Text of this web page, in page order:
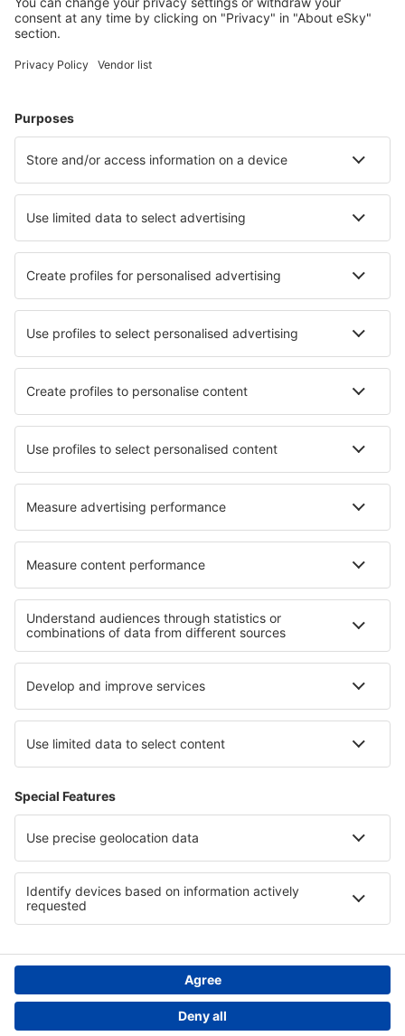
Cele mai căutate cazări de către utilizatorii eSky
Cazare în Nisa
Cazare în Le Cap d`Agde Cazare în Cannes
Cazare în Paris Cazare în Toulouse
Cazare în La Tranche-sur-Mer Cazare în Arâches
Cele mai bune locuri de cazare - orașe
Cazare în Llandegla Cazare în Deurne
Cazare în Marum Cazare în San Giuliano Milanese
Cazare în Punta Maroma Cazare în Sainte Genevieve
Cele mai bune locuri de cazare - regiuni
Cazare în Valmeinier Cazare în Franța
Cazare în Aquitania Cazare în Tignes
Cazare în Val d'Isère Cazare in Gozo
Cazare on Grand Cayman Cazare in Chiapas